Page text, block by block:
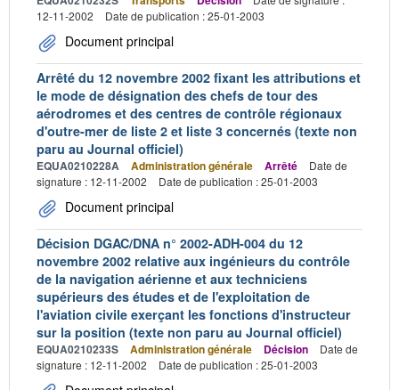
12-11-2002
Date de publication : 25-01-2003
Document principal
Arrêté du 12 novembre 2002 fixant les attributions et
le mode de désignation des chefs de tour des
aérodromes et des centres de contrôle régionaux
d'outre-mer de liste 2 et liste 3 concernés (texte non
paru au Journal officiel)
EQUA0210228A Administration générale Arrêté
Date de
signature : 12-11-2002
Date de publication : 25-01-2003
Document principal
Décision DGAC/DNA n° 2002-ADH-004 du 12
novembre 2002 relative aux ingénieurs du contrôle
de la navigation aérienne et aux techniciens
supérieurs des études et de l'exploitation de
l'aviation civile exerçant les fonctions d'instructeur
sur la position (texte non paru au Journal officiel)
EQUA0210233S Administration générale Décision
Date de
signature : 12-11-2002
Date de publication : 25-01-2003